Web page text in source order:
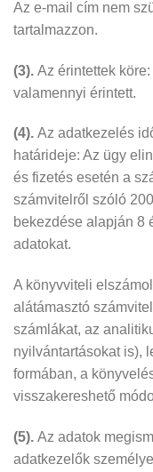
Az e-mail cím nem
tartalmazzon.
(3). Az érintettek
valamennyi érintett.
(4). Az adatkezelés
határideje: Az ügy
és fizetés esetén a
számvitelről szóló
bekezdése alapján 8
adatokat.
A könyvviteli
alátámasztó
számlákat, az
nyilvántartásokat is),
formában, a
visszakereshető
(5). Az adatok
adatkezelők